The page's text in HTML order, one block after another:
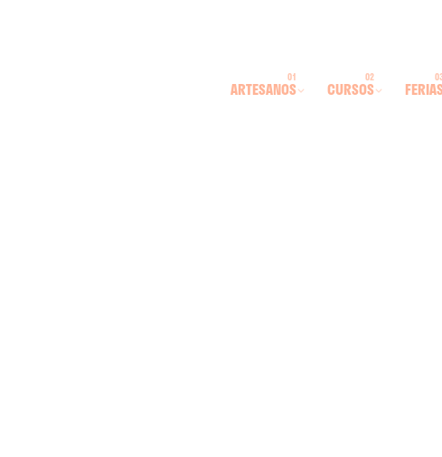
ARTESANOS CURSOS